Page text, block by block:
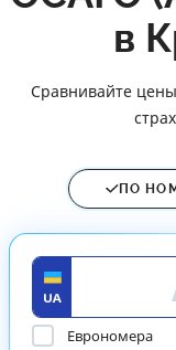
в
Сравнивайте
ПО
Еврономера